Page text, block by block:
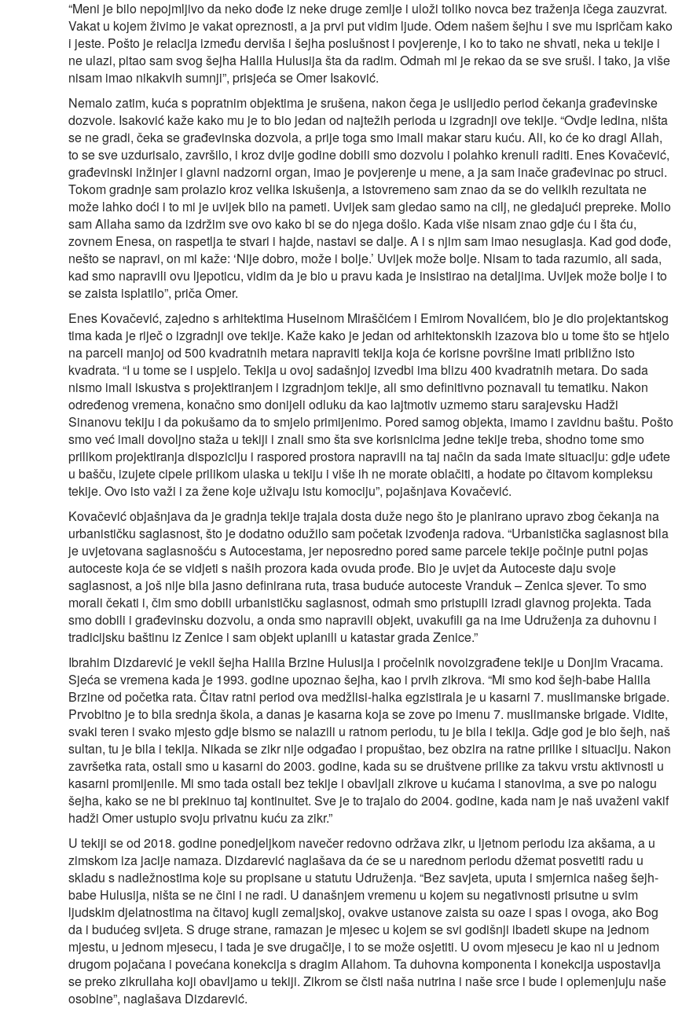
“Meni je bilo nepojmljivo da neko dođe iz neke druge zemlje i uloži toliko novca bez traženja ičega zauzvrat.
Vakat u kojem živimo je vakat opreznosti, a ja prvi put vidim ljude. Odem našem šejhu i sve mu ispričam kako
i jeste. Pošto je relacija između derviša i šejha poslušnost i povjerenje, i ko to tako ne shvati, neka u tekije i
ne ulazi, pitao sam svog šejha Halila Hulusija šta da radim. Odmah mi je rekao da se sve sruši. I tako, ja više
nisam imao nikakvih sumnji”, prisjeća se Omer Isaković.
Nemalo zatim, kuća s popratnim objektima je srušena, nakon čega je uslijedio period čekanja građevinske
dozvole. Isaković kaže kako mu je to bio jedan od najtežih perioda u izgradnji ove tekije. “Ovdje ledina, ništa
se ne gradi, čeka se građevinska dozvola, a prije toga smo imali makar staru kuću. Ali, ko će ko dragi Allah,
to se sve uzdurisalo, završilo, i kroz dvije godine dobili smo dozvolu i polahko krenuli raditi. Enes Kovačević,
građevinski inžinjer i glavni nadzorni organ, imao je povjerenje u mene, a ja sam inače građevinac po struci.
Tokom gradnje sam prolazio kroz velika iskušenja, a istovremeno sam znao da se do velikih rezultata ne
može lahko doći i to mi je uvijek bilo na pameti. Uvijek sam gledao samo na cilj, ne gledajući prepreke. Molio
sam Allaha samo da izdržim sve ovo kako bi se do njega došlo. Kada više nisam znao gdje ću i šta ću,
zovnem Enesa, on raspetlja te stvari i hajde, nastavi se dalje. A i s njim sam imao nesuglasja. Kad god dođe,
nešto se napravi, on mi kaže: ‘Nije dobro, može i bolje.’ Uvijek može bolje. Nisam to tada razumio, ali sada,
kad smo napravili ovu ljepoticu, vidim da je bio u pravu kada je insistirao na detaljima. Uvijek može bolje i to
se zaista isplatilo”, priča Omer.
Enes Kovačević, zajedno s arhitektima Huseinom Miraščićem i Emirom Novalićem, bio je dio projektantskog
tima kada je riječ o izgradnji ove tekije. Kaže kako je jedan od arhitektonskih izazova bio u tome što se htjelo
na parceli manjoj od 500 kvadratnih metara napraviti tekija koja će korisne površine imati približno isto
kvadrata. “I u tome se i uspjelo. Tekija u ovoj sadašnjoj izvedbi ima blizu 400 kvadratnih metara. Do sada
nismo imali iskustva s projektiranjem i izgradnjom tekije, ali smo definitivno poznavali tu tematiku. Nakon
određenog vremena, konačno smo donijeli odluku da kao lajtmotiv uzmemo staru sarajevsku Hadži
Sinanovu tekiju i da pokušamo da to smjelo primijenimo. Pored samog objekta, imamo i zavidnu baštu. Pošto
smo već imali dovoljno staža u tekiji i znali smo šta sve korisnicima jedne tekije treba, shodno tome smo
prilikom projektiranja dispoziciju i raspored prostora napravili na taj način da sada imate situaciju: gdje uđete
u bašču, izujete cipele prilikom ulaska u tekiju i više ih ne morate oblačiti, a hodate po čitavom kompleksu
tekije. Ovo isto važi i za žene koje uživaju istu komociju”, pojašnjava Kovačević.
Kovačević objašnjava da je gradnja tekije trajala dosta duže nego što je planirano upravo zbog čekanja na
urbanističku saglasnost, što je dodatno odužilo sam početak izvođenja radova. “Urbanistička saglasnost bila
je uvjetovana saglasnošću s Autocestama, jer neposredno pored same parcele tekije počinje putni pojas
autoceste koja će se vidjeti s naših prozora kada ovuda prođe. Bio je uvjet da Autoceste daju svoje
saglasnost, a još nije bila jasno definirana ruta, trasa buduće autoceste Vranduk – Zenica sjever. To smo
morali čekati i, čim smo dobili urbanističku saglasnost, odmah smo pristupili izradi glavnog projekta. Tada
smo dobili i građevinsku dozvolu, a onda smo napravili objekt, uvakufili ga na ime Udruženja za duhovnu i
tradicijsku baštinu iz Zenice i sam objekt uplanili u katastar grada Zenice.”
Ibrahim Dizdarević je vekil šejha Halila Brzine Hulusija i pročelnik novoizgrađene tekije u Donjim Vracama.
Sjeća se vremena kada je 1993. godine upoznao šejha, kao i prvih zikrova. “Mi smo kod šejh-babe Halila
Brzine od početka rata. Čitav ratni period ova medžlisi-halka egzistirala je u kasarni 7. muslimanske brigade.
Prvobitno je to bila srednja škola, a danas je kasarna koja se zove po imenu 7. muslimanske brigade. Vidite,
svaki teren i svako mjesto gdje bismo se nalazili u ratnom periodu, tu je bila i tekija. Gdje god je bio šejh, naš
sultan, tu je bila i tekija. Nikada se zikr nije odgađao i propuštao, bez obzira na ratne prilike i situaciju. Nakon
završetka rata, ostali smo u kasarni do 2003. godine, kada su se društvene prilike za takvu vrstu aktivnosti u
kasarni promijenile. Mi smo tada ostali bez tekije i obavljali zikrove u kućama i stanovima, a sve po nalogu
šejha, kako se ne bi prekinuo taj kontinuitet. Sve je to trajalo do 2004. godine, kada nam je naš uvaženi vakif
hadži Omer ustupio svoju privatnu kuću za zikr.”
U tekiji se od 2018. godine ponedjeljkom navečer redovno održava zikr, u ljetnom periodu iza akšama, a u
zimskom iza jacije namaza. Dizdarević naglašava da će se u narednom periodu džemat posvetiti radu u
skladu s nadležnostima koje su propisane u statutu Udruženja. “Bez savjeta, uputa i smjernica našeg šejh-
babe Hulusija, ništa se ne čini i ne radi. U današnjem vremenu u kojem su negativnosti prisutne u svim
ljudskim djelatnostima na čitavoj kugli zemaljskoj, ovakve ustanove zaista su oaze i spas i ovoga, ako Bog
da i budućeg svijeta. S druge strane, ramazan je mjesec u kojem se svi godišnji ibadeti skupe na jednom
mjestu, u jednom mjesecu, i tada je sve drugačije, i to se može osjetiti. U ovom mjesecu je kao ni u jednom
drugom pojačana i povećana konekcija s dragim Allahom. Ta duhovna komponenta i konekcija uspostavlja
se preko zikrullaha koji obavljamo u tekiji. Zikrom se čisti naša nutrina i naše srce i bude i oplemenjuju naše
osobine”, naglašava Dizdarević.